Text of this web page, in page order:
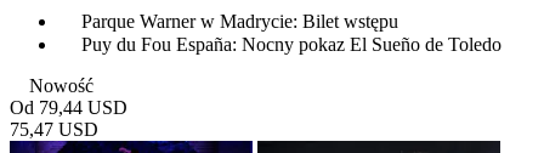
Parque Warner w Madrycie: Bilet wstępu
Puy du Fou España: Nocny pokaz El Sueño de Toledo
Nowość
Od 79,44 USD
75,47 USD